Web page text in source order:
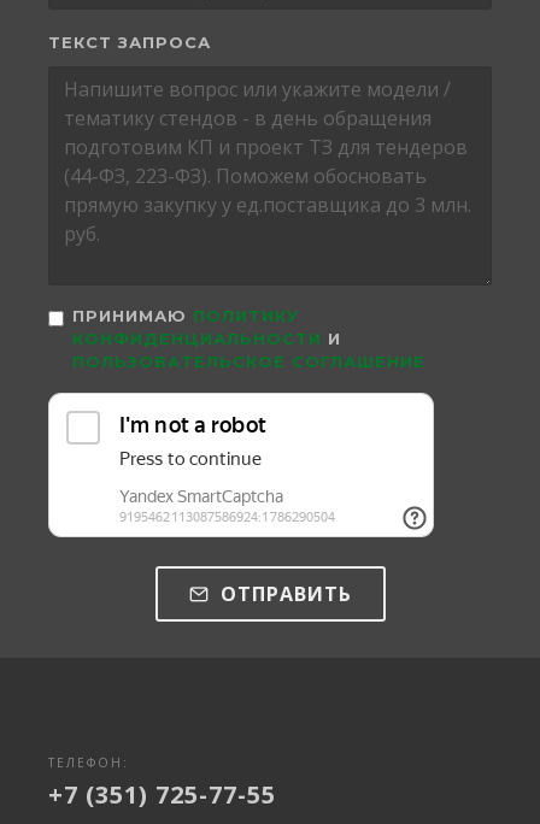
ТЕКСТ ЗАПРОСА
ПРИНИМАЮ ПОЛИТИКУ
КОНФИДЕНЦИАЛЬНОСТИ И
ПОЛЬЗОВАТЕЛЬСКОЕ СОГЛАШЕНИЕ
ОТПРАВИТЬ
ТЕЛЕФОН:
+7 (351) 725-77-55